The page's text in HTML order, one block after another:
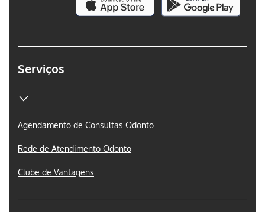
Serviços
Agendamento de Consultas Odonto
Rede de Atendimento Odonto
Clube de Vantagens